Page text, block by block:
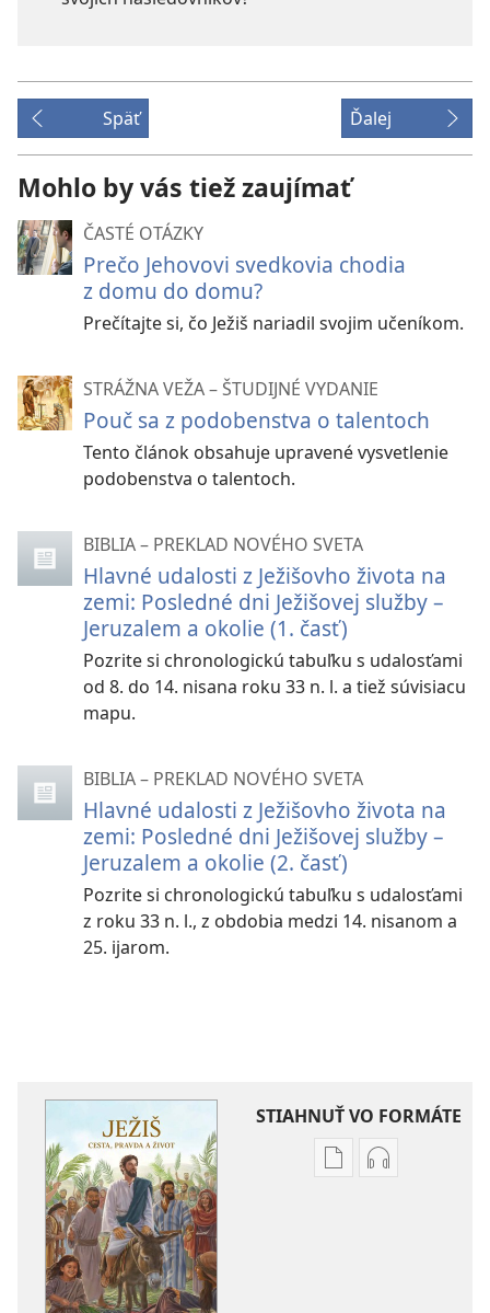
Späť Ďalej
Mohlo by vás tiež zaujímať
ČASTÉ OTÁZKY
Prečo Jehovovi svedkovia chodia
z domu do domu?
Prečítajte si, čo Ježiš nariadil svojim učeníkom.
STRÁŽNA VEŽA – ŠTUDIJNÉ VYDANIE
Pouč sa z podobenstva o talentoch
Tento článok obsahuje upravené vysvetlenie
podobenstva o talentoch.
BIBLIA – PREKLAD NOVÉHO SVETA
Hlavné udalosti z Ježišovho života na
zemi: Posledné dni Ježišovej služby –
Jeruzalem a okolie (1. časť)
Pozrite si chronologickú tabuľku s udalosťami
od 8. do 14. nisana roku 33 n. l. a tiež súvisiacu
mapu.
BIBLIA – PREKLAD NOVÉHO SVETA
Hlavné udalosti z Ježišovho života na
zemi: Posledné dni Ježišovej služby –
Jeruzalem a okolie (2. časť)
Pozrite si chronologickú tabuľku s udalosťami
z roku 33 n. l., z obdobia medzi 14. nisanom a
25. ijarom.
STIAHNUŤ VO FORMÁTE
MožnostiMožnosti